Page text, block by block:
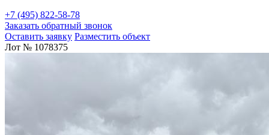
+7 (495) 822-58-78
Заказать обратный звонок
Оставить заявку Разместить объект
Лот № 1078375